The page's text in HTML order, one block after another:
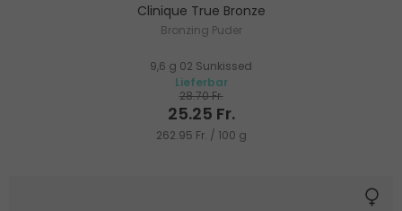
Clinique True Bronze
Bronzing Puder
9,6 g 02 Sunkissed
Lieferbar
28.70 Fr.
25.25 Fr.
262.95 Fr. / 100 g